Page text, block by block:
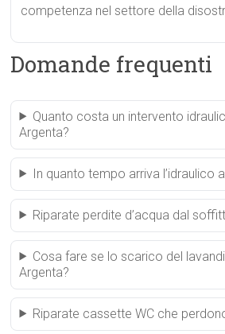
competenza nel settore della
Domande frequenti
Quanto costa un intervento
Argenta?
In quanto tempo arriva l’idraulico
Riparate perdite d’acqua dal
Cosa fare se lo scarico del
Argenta?
Riparate cassette WC che